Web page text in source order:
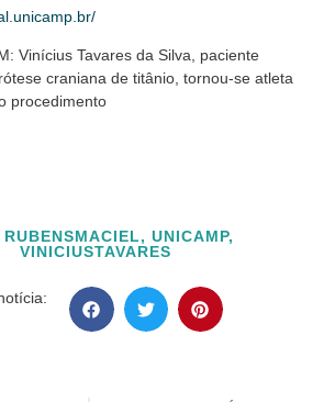
Vinícius Tavares da Silva, paciente
craniana de titânio, tornou-se atleta
procedimento
RUBENSMACIEL, UNICAMP,
VINICIUSTAVARES